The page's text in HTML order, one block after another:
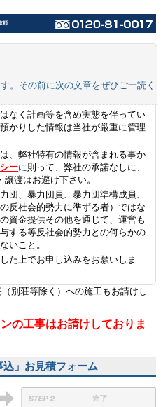
頼
。その前に次の文章をぜひご一読く
なく計画等を含め実態を伴ってい
かりした情報は当社が厳重に管理
、弊社特有の情報が含まれる事か
ーに則って、弊社の承諾なしに、
渡はお避け下さい。
団、暴力団員、暴力団準構成員、
反社会的勢力に準ずる者）ではな
資金提供その他を通じて、運営も
する等反社会的勢力との何らかの
いこと。
た上でお申し込みをお願いしま
別荘等除く）への施工もお請けし
の工事はお請けしておりま
」お見積フォーム